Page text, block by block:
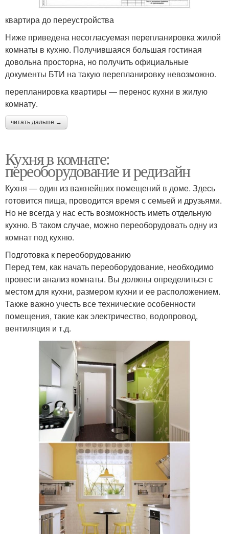
квартира до переустройства
Ниже приведена несогласуемая перепланировка жилой
комнаты в кухню. Получившаяся большая гостиная
довольна просторна, но получить официальные
документы БТИ на такую перепланировку невозможно.
перепланировка квартиры — перенос кухни в жилую
комнату.
читать дальше →
Кухня в комнате:
переоборудование и редизайн
Кухня — один из важнейших помещений в доме. Здесь
готовится пища, проводится время с семьей и друзьями.
Но не всегда у нас есть возможность иметь отдельную
кухню. В таком случае, можно переоборудовать одну из
комнат под кухню.
Подготовка к переоборудованию
Перед тем, как начать переоборудование, необходимо
провести анализ комнаты. Вы должны определиться с
местом для кухни, размером кухни и ее расположением.
Также важно учесть все технические особенности
помещения, такие как электричество, водопровод,
вентиляция и т.д.